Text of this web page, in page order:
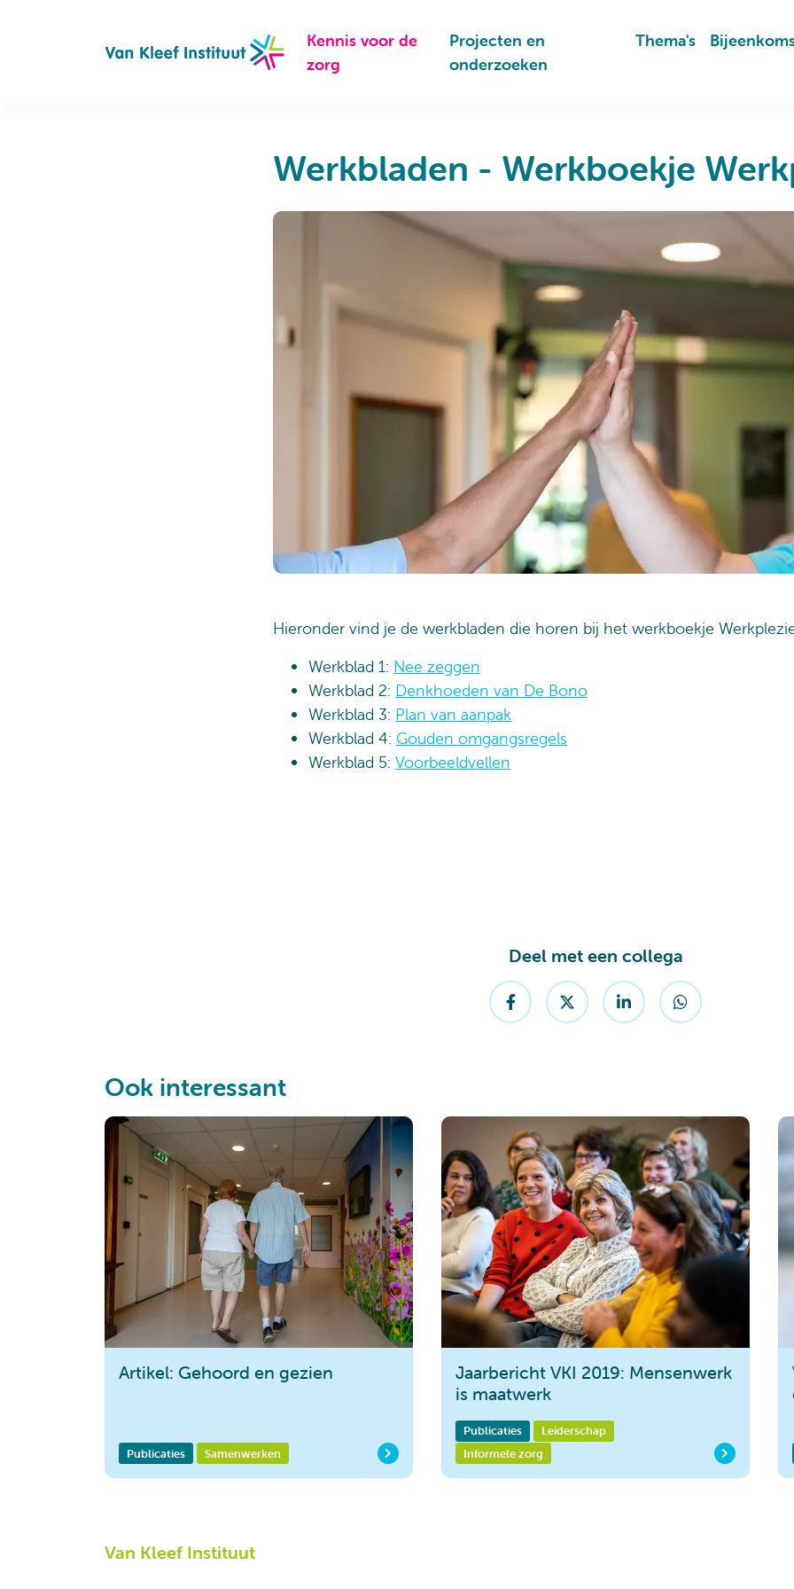
Kennis voor de
zorg
Projecten en
onderzoeken
Thema's
Werkbladen - Werkboekje
Hieronder vind je de werkbladen die horen bij het werkboekje
Werkblad 1: Nee zeggen
Werkblad 2: Denkhoeden van De Bono
Werkblad 3: Plan van aanpak
Werkblad 4: Gouden omgangsregels
Werkblad 5: Voorbeeldvellen
Deel met een collega
Ook interessant
Artikel: Gehoord en gezien
Publicaties Samenwerken
Jaarbericht VKI 2019: Mensenwerk
is maatwerk
Publicaties
Leiderschap
Informele zorg
Van Kleef Instituut